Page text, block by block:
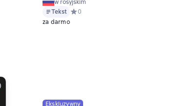
основе 1 оценок
w rosyjskim
Tekst Средний рейтинг 0 на основе 0
0
za darmo
Ekskluzywny